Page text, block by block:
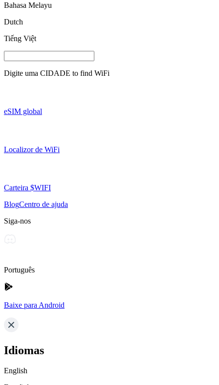
Bahasa Melayu
Dutch
Tiếng Việt
Digite uma CIDADE to find WiFi
eSIM global
Localizor de WiFi
Carteira $WIFI
BlogCentro de ajuda
Siga-nos
Português
Baixe para Android
Idiomas
English